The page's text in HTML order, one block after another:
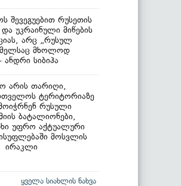
შევეგუებით რუსეთის
უკრაინული მიწების
არც „რუსულ
მხოლოდ
ანდრი სიბიჰა
არის თარიღი,
ტერიტორიაზე
რუსული
ბატალიონები,
უფრო აქტუალური
მოსვლის
ირაკლი
ყველა სიახლის ნახვა